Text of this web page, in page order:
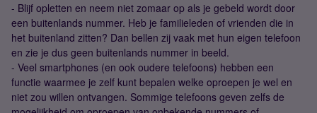
- Blijf opletten en neem niet zomaar op als je gebeld wordt door
een buitenlands nummer. Heb je familieleden of vrienden die in
het buitenland zitten? Dan bellen zij vaak met hun eigen telefoon
en zie je dus geen buitenlands nummer in beeld.
- Veel smartphones (en ook oudere telefoons) hebben een
functie waarmee je zelf kunt bepalen welke oproepen je wel en
niet zou willen ontvangen. Sommige telefoons geven zelfs de